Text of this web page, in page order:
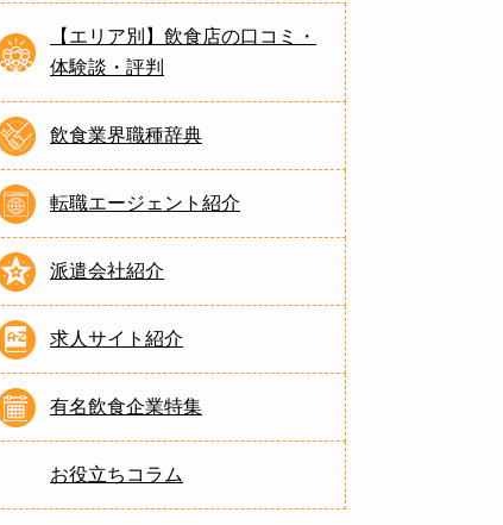
【エリア別】飲食店の口コミ・
体験談・評判
飲食業界職種辞典
転職エージェント紹介
派遣会社紹介
求人サイト紹介
有名飲食企業特集
お役立ちコラム